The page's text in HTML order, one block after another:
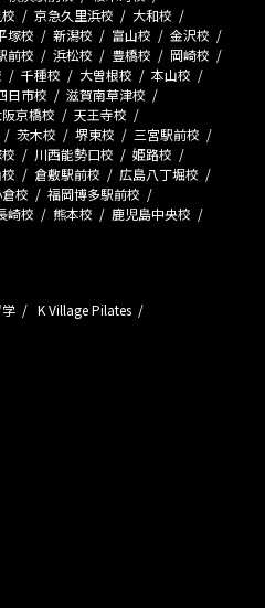
京急久里浜校
大和校
塚校 新潟校 富山校
金沢校
前校 浜松校 豊橋校
岡崎校
千種校 大曽根校
本山校
日市校
滋賀南草津校
京橋校
天王寺校
茨木校 堺東校
三宮駅前校
川西能勢口校
姫路校
倉敷駅前校
広島八丁堀校
校
福岡博多駅前校
崎校 熊本校
鹿児島中央校
K Village Pilates